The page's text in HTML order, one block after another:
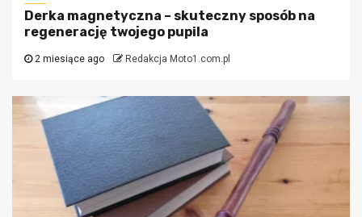
Derka magnetyczna – skuteczny sposób na
regenerację twojego pupila
2 miesiące ago Redakcja Moto1.com.pl